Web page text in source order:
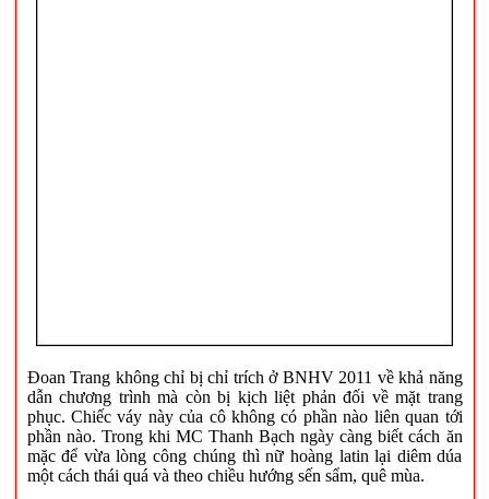
Đoan Trang không chỉ bị chỉ trích ở BNHV 2011 về khả năng
dẫn chương trình mà còn bị kịch liệt phản đối về mặt trang
phục. Chiếc váy này của cô không có phần nào liên quan tới
phần nào. Trong khi MC Thanh Bạch ngày càng biết cách ăn
mặc để vừa lòng công chúng thì nữ hoàng latin lại diêm dúa
một cách thái quá và theo chiều hướng sến sẩm, quê mùa.